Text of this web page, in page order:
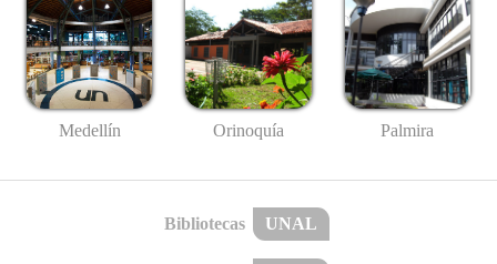
Medellín Orinoquía Palmira
Bibliotecas UNAL